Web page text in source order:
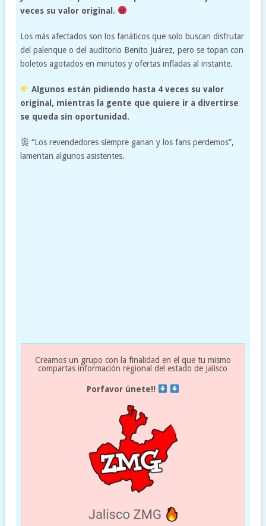
veces su valor original.
Los más afectados son los fanáticos que solo buscan disfrutar
del palenque o del auditorio Benito Juárez, pero se topan con
boletos agotados en minutos y ofertas infladas al instante.
Algunos están pidiendo hasta 4 veces su valor
original, mientras la gente que quiere ir a divertirse
se queda sin oportunidad.
“Los revendedores siempre ganan y los fans perdemos”,
lamentan algunos asistentes.
Creamos un grupo con la finalidad en el que tu mismo
compartas información regional del estado de Jalisco
Porfavor únete!!